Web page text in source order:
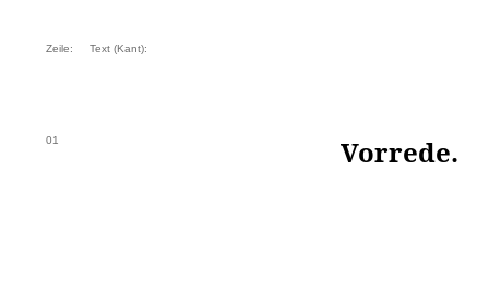
Zeile: Text (Kant):
01 Vorrede.